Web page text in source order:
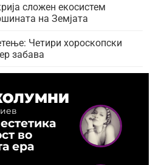
сложен екосистем
на Земјата
Четири хороскопски
забава
во
ера